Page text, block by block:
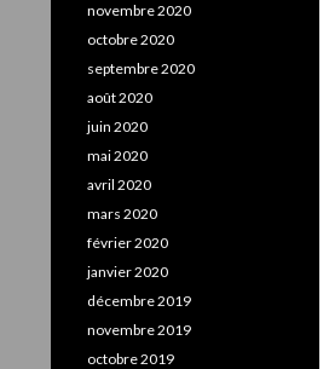
novembre 2020
octobre 2020
septembre 2020
août 2020
juin 2020
mai 2020
avril 2020
mars 2020
février 2020
janvier 2020
décembre 2019
novembre 2019
octobre 2019